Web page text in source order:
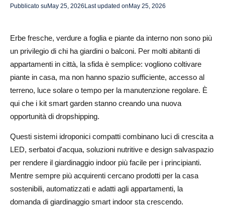
5. Vasi intelligenti auto-irriganti
6. Accessori e ricambi per idroponica
Come scegliere il fornitore giusto di kit per smart garden
su AliExpress?
clienti
Confronta le opzioni di spedizione e i tempi di consegna
Cerca specifiche di prodotto chiare
Privilegia i prodotti con un buon corredo visivo
Pubblicato su May 25, 2026 Last updated on May 25, 2026
Erbe fresche, verdure a foglia e piante da interno non sono più
un privilegio di chi ha giardini o balconi. Per molti abitanti di
appartamenti in città, la sfida è semplice: vogliono coltivare
piante in casa, ma non hanno spazio sufficiente, accesso al
terreno, luce solare o tempo per la manutenzione regolare. È
qui che i kit smart garden stanno creando una nuova
opportunità di dropshipping.
Questi sistemi idroponici compatti combinano luci di crescita a
LED, serbatoi d'acqua, soluzioni nutritive e design salvaspazio
per rendere il giardinaggio indoor più facile per i principianti.
Mentre sempre più acquirenti cercano prodotti per la casa
sostenibili, automatizzati e adatti agli appartamenti, la
domanda di giardinaggio smart indoor sta crescendo.